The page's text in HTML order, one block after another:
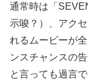
通常時は「
示唆？）、アク
れるムービーが
ンスチャンスの
と言っても過言で